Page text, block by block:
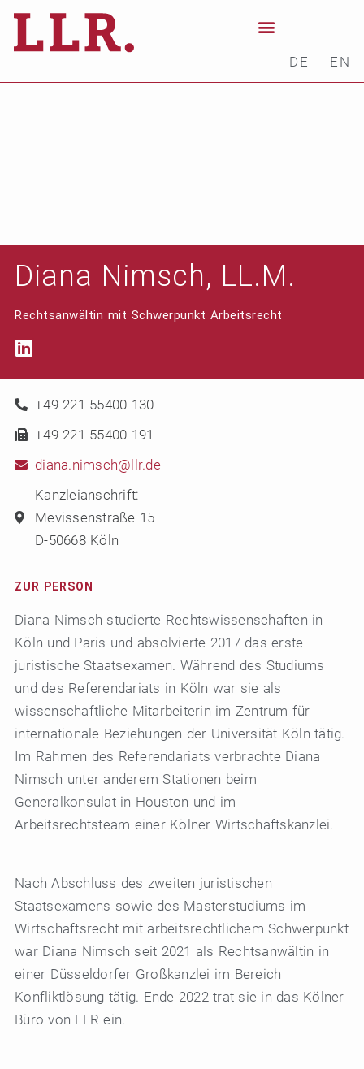
DE EN
Diana Nimsch, LL.M.
Rechtsanwältin mit Schwerpunkt Arbeitsrecht
+49 221 55400-130
+49 221 55400-191
diana.nimsch@llr.de
Kanzleianschrift:
Mevissenstraße 15
D-50668 Köln
ZUR PERSON
Diana Nimsch studierte Rechtswissenschaften in
Köln und Paris und absolvierte 2017 das erste
juristische Staatsexamen. Während des Studiums
und des Referendariats in Köln war sie als
wissenschaftliche Mitarbeiterin im Zentrum für
internationale Beziehungen der Universität Köln tätig.
Im Rahmen des Referendariats verbrachte Diana
Nimsch unter anderem Stationen beim
Generalkonsulat in Houston und im
Arbeitsrechtsteam einer Kölner Wirtschaftskanzlei.
Nach Abschluss des zweiten juristischen
Staatsexamens sowie des Masterstudiums im
Wirtschaftsrecht mit arbeitsrechtlichem Schwerpunkt
war Diana Nimsch seit 2021 als Rechtsanwältin in
einer Düsseldorfer Großkanzlei im Bereich
Konfliktlösung tätig. Ende 2022 trat sie in das Kölner
Büro von LLR ein.